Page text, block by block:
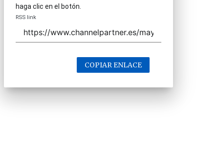
haga clic en el botón.
RSS link
COPIAR ENLACE